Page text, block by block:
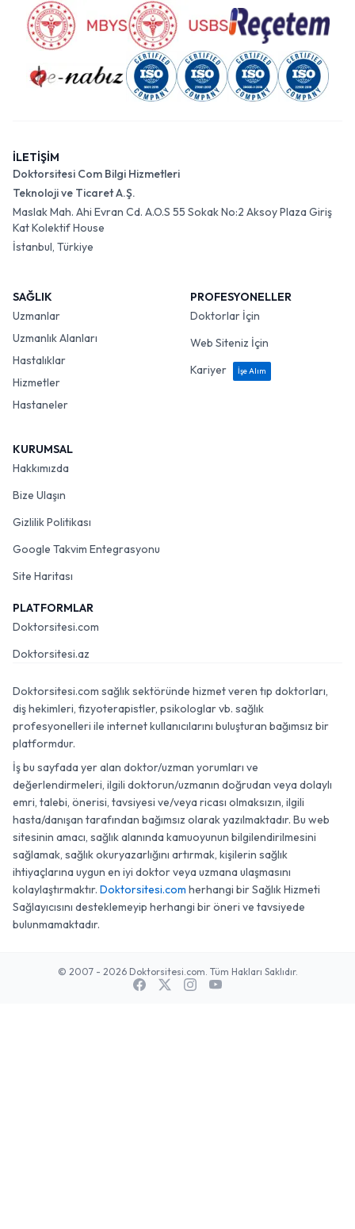
İLETİŞİM
Doktorsitesi Com Bilgi Hizmetleri
Teknoloji ve Ticaret A.Ş.
Maslak Mah. Ahi Evran Cd. A.O.S 55 Sokak No:2 Aksoy Plaza Giriş
Kat Kolektif House
İstanbul, Türkiye
SAĞLIK
Uzmanlar
Uzmanlık Alanları
Hastalıklar
Hizmetler
Hastaneler
PROFESYONELLER
Doktorlar İçin
Web Siteniz İçin
Kariyer
İşe Alım
KURUMSAL
Hakkımızda
Bize Ulaşın
Gizlilik Politikası
Google Takvim Entegrasyonu
Site Haritası
PLATFORMLAR
Doktorsitesi.com
Doktorsitesi.az
Doktorsitesi.com sağlık sektöründe hizmet veren tıp doktorları,
diş hekimleri, fizyoterapistler, psikologlar vb. sağlık
profesyonelleri ile internet kullanıcılarını buluşturan bağımsız bir
platformdur.
İş bu sayfada yer alan doktor/uzman yorumları ve
değerlendirmeleri, ilgili doktorun/uzmanın doğrudan veya dolaylı
emri, talebi, önerisi, tavsiyesi ve/veya ricası olmaksızın, ilgili
hasta/danışan tarafından bağımsız olarak yazılmaktadır. Bu web
sitesinin amacı, sağlık alanında kamuoyunun bilgilendirilmesini
sağlamak, sağlık okuryazarlığını artırmak, kişilerin sağlık
ihtiyaçlarına uygun en iyi doktor veya uzmana ulaşmasını
kolaylaştırmaktır. Doktorsitesi.com herhangi bir Sağlık Hizmeti
Sağlayıcısını desteklemeyip herhangi bir öneri ve tavsiyede
bulunmamaktadır.
© 2007 - 2026 Doktorsitesi.com. Tüm Hakları Saklıdır.